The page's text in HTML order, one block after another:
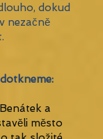
dokud
nezačně
a
město